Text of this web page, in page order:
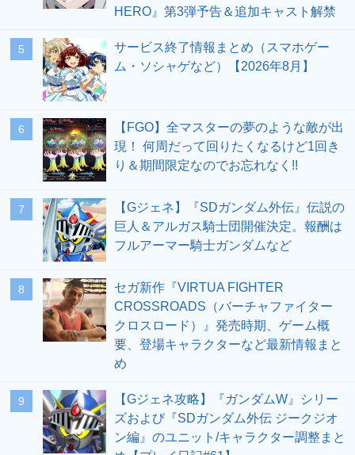
HERO』第3弾予告＆追加キャスト解禁
5
サービス終了情報まとめ（スマホゲー
ム・ソシャゲなど）【2026年8月】
6
【FGO】全マスターの夢のような敵が出
現！ 何周だって回りたくなるけど1回き
り＆期間限定なのでお忘れなく!!
7
【Gジェネ】『SDガンダム外伝』伝説の
巨人＆アルガス騎士団開催決定。報酬は
フルアーマー騎士ガンダムなど
8
セガ新作『VIRTUA FIGHTER
CROSSROADS（バーチャファイター
クロスロード）』発売時期、ゲーム概
要、登場キャラクターなど最新情報まと
め
9
【Gジェネ攻略】『ガンダムW』シリー
ズおよび『SDガンダム外伝 ジークジオ
ン編』のユニット/キャラクター調整まと